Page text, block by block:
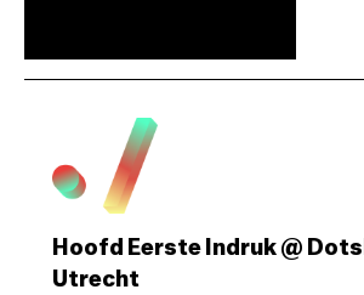
Hoofd Eerste Indruk @
Utrecht